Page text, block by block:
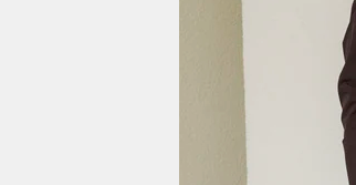
verlag
veranstaltungen
fragen & hilfe